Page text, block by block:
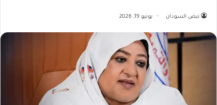
نبض السودان يونيو 19, 2026